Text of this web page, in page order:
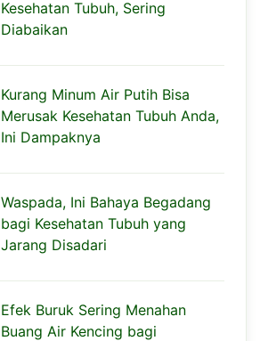
Kesehatan Tubuh, Sering
Diabaikan
Kurang Minum Air Putih Bisa
Merusak Kesehatan Tubuh Anda,
Ini Dampaknya
Waspada, Ini Bahaya Begadang
bagi Kesehatan Tubuh yang
Jarang Disadari
Efek Buruk Sering Menahan
Buang Air Kencing bagi